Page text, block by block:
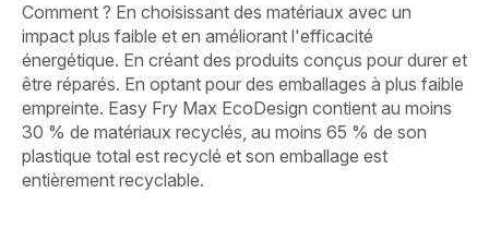
Comment ? En choisissant des matériaux avec un
impact plus faible et en améliorant l'efficacité
énergétique. En créant des produits conçus pour durer et
être réparés. En optant pour des emballages à plus faible
empreinte. Easy Fry Max EcoDesign contient au moins
30 % de matériaux recyclés, au moins 65 % de son
plastique total est recyclé et son emballage est
entièrement recyclable.